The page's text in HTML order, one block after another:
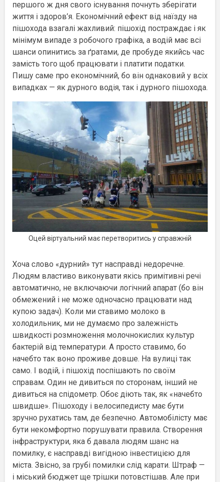
першого ж дня свого існування почнуть зберігати
життя і здоров’я. Економічний ефект від наїзду на
пішохода взагалі жахливий: пішохід постраждає і як
мінімум випаде з робочого графіка, а водій має всі
шанси опинитись за ґратами, де пробуде якийсь час
замість того щоб працювати і платити податки.
Пишу саме про економічний, бо він однаковий у всіх
випадках — як дурного водія, так і дурного пішохода.
Оцей віртуальний має перетворитись у справжній
Хоча слово «дурний» тут насправді недоречне.
Людям властиво виконувати якісь примітивні речі
автоматично, не включаючи логічний апарат (бо він
обмежений і не може одночасно працювати над
купою задач). Коли ми ставимо молоко в
холодильник, ми не думаємо про залежність
швидкості розмноження молочнокислих культур
бактерій від температури. А просто ставимо, бо
начебто так воно проживе довше. На вулиці так
само. І водій, і пішохід поспішають по своїм
справам. Один не дивиться по сторонам, інший не
дивиться на спідометр. Обоє діють так, як «начебто
швидше». Пішоходу і велосипедисту має бути
зручно рухатись там, де безпечно. Автомобілісту має
бути некомфортно порушувати правила. Створення
інфраструктури, яка б давала людям шанс на
помилку, є насправді вигідною інвестицією для
міста. Звісно, за грубі помилки слід карати. Штраф —
і міський бюджет ще трішки потовстішав. Але при